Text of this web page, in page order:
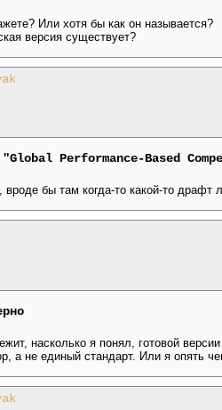
Или хотя бы как он называется?
версия существует?
Performance-Based
вроде бы там когда-то какой-то
насколько я понял, готовой
а не единый стандарт. Или я опять